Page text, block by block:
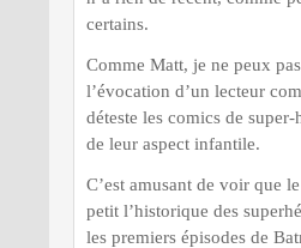
certains.
Comme Matt, je ne peux
l’évocation d’un lecteur
déteste les comics de
de leur aspect infantile.
C’est amusant de voir que
petit l’historique des
les premiers épisodes de